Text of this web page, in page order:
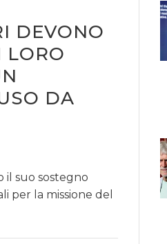
DEVONO
LORO
DA
il suo sostegno
per la missione del